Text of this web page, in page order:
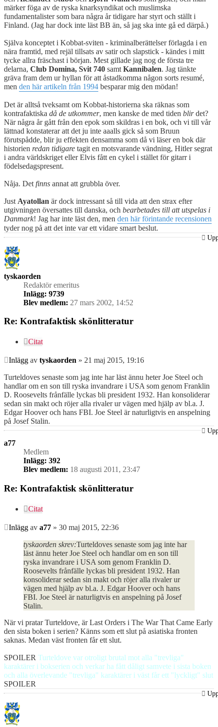
märker föga av de ryska knarksyndikat och muslimska
fundamentalister som bara några år tidigare har styrt och ställt i
Finland. (Jag har dock inte läst BB än, så jag ska inte gå ed därpå.)
Själva konceptet i Kobbat-sviten - kriminalberättelser förlagda i en
nära framtid, med rejäl tillsats av satir och slapstick - kändes i mitt
tycke allra fräschast i början. Mest gillade jag nog de första tre
delarna, Club Domina, Svit 740 samt Kannibalen. Jag tänkte
gräva fram dem ur hyllan för att åstadkomma någon sorts resumé,
men den här artikeln från 1994 besparar mig den mödan!
Det är alltså tveksamt om Kobbat-historierna ska räknas som
kontrafaktiska då de utkommer, men kanske de med tiden blirdet?
När några år gått från den epok som skildras i en bok, och vi till vår
lättnad konstaterar att det ju inte aaalls gick så som Bruun
förutspådde, blir ju effekten densamma som då vi läser en bok där
historien redan tidigare tagit en motsvarande vändning, Hitler segrat
i andra världskriget eller Elvis fått en cykel i stället för gitarr i
födelsedagspresent.
Nåja. Det finns annat att grubbla över.
Just Ayatollan är dock intressant så till vida att den strax efter
utgivningen översattes till danska, och bearbetades till att utspelas i
Danmark! Jag har inte läst den, men den här förintande recensionen
tyder nog på att det inte var ett vidare smart beslut.
tyskaorden
Redaktör emeritus
Inlägg: 9739
Blev medlem: 27 mars 2002, 14:52
Re: Kontrafaktisk skönlitteratur
Citat
Inlägg av tyskaorden » 21 maj 2015, 19:16
Turteldoves senaste som jag inte har läst ännu heter Joe Steel och
handlar om en son till ryska invandrare i USA som genom Franklin
D. Roosevelts frånfälle lyckas bli president 1932. Han konsoliderar
sedan sin makt och röjer alla rivaler ur vägen med hjälp av bl.a. J.
Edgar Hoover och hans FBI. Joe Steel är naturligtvis en anspelning
på Josef Stalin.
a77
Medlem
Inlägg: 392
Blev medlem: 18 augusti 2011, 23:47
Re: Kontrafaktisk skönlitteratur
Citat
Inlägg av a77 » 30 maj 2015, 22:36
tyskaorden skrev:Turteldoves senaste som jag inte har
läst ännu heter Joe Steel och handlar om en son till
ryska invandrare i USA som genom Franklin D.
Roosevelts frånfälle lyckas bli president 1932. Han
konsoliderar sedan sin makt och röjer alla rivaler ur
vägen med hjälp av bl.a. J. Edgar Hoover och hans
FBI. Joe Steel är naturligtvis en anspelning på Josef
Stalin.
När vi pratar Turteldove, är Last Orders i The War That Came Early
den sista boken i serien? Känns som ett slut på asiatiska fronten
saknas. Medan väst fronten får ett slut.
SPOILER Turteldove var otroligt brutal mot alla "trevliga"
karaktärer i bokserien och verkar ha fått dåligt samvete i sista boken
och alla överlevande "trevliga" karaktärer i väst får ett "lyckligt" slut
SPOILER